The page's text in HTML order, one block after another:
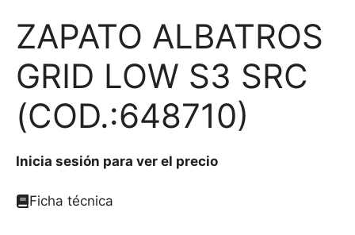
ZAPATO ALBATROS
GRID LOW S3 SRC
(COD.:648710)
Inicia sesión para ver el precio
Ficha técnica